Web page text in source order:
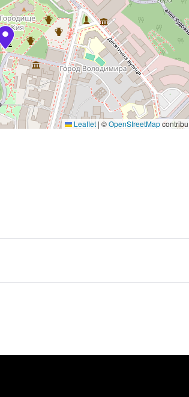
Leaflet | ©OpenStreetMap